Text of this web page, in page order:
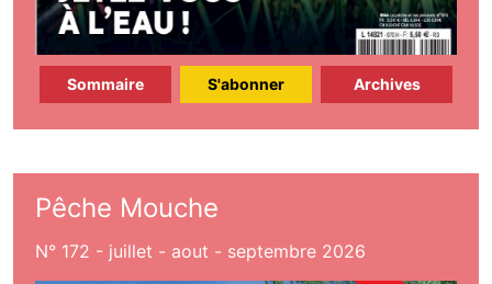
Sommaire S'abonner Archives
Pêche Mouche
N° 172 - juillet - aout - septembre 2026